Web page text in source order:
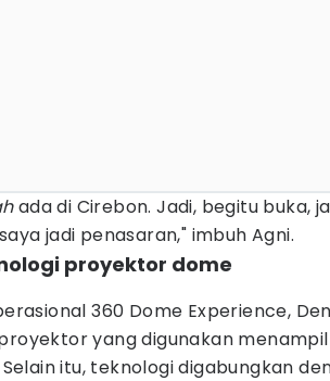
ada di Cirebon. Jadi, begitu buka,
jadi penasaran," imbuh Agni.
proyektor dome
360 Dome Experience,
yang digunakan
itu, teknologi digabungkan